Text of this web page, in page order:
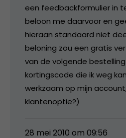
een feedbackformulier in
beloon me daarvoor en
hieraan standaard niet
beloning zou een gratis
van de volgende
kortingscode die ik weg
werkzaam op mijn
klantenoptie?)
28 mei 2010 om 09:56